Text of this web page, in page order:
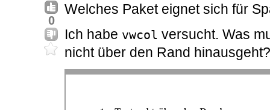
0
Welches Paket eignet sich für
Ich habe vwcol versucht. Was
nicht über den Rand hinausgeht?